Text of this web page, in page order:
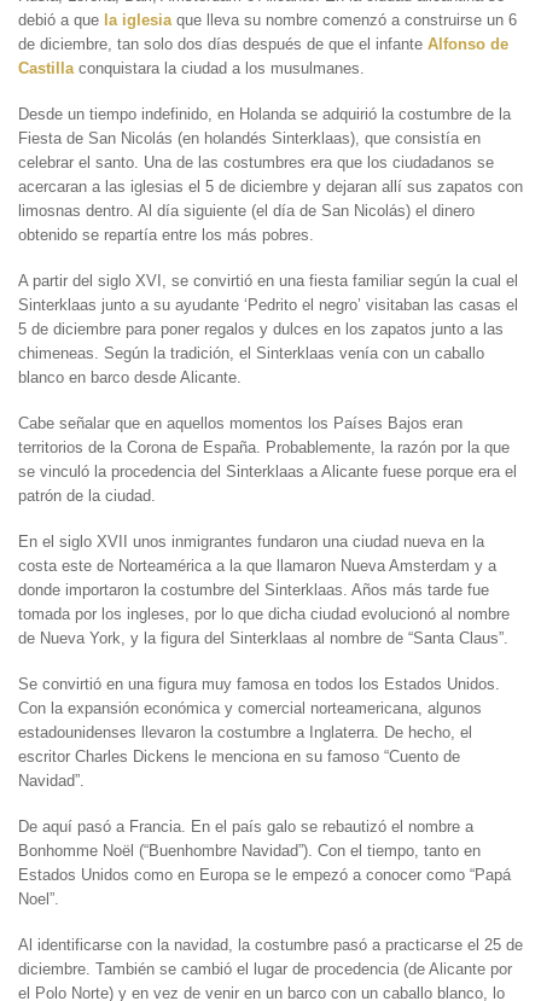
debió a que la iglesia que lleva su nombre comenzó a construirse un 6
de diciembre, tan solo dos días después de que el infante Alfonso de
Castilla conquistara la ciudad a los musulmanes.
Desde un tiempo indefinido, en Holanda se adquirió la costumbre de la
Fiesta de San Nicolás (en holandés Sinterklaas), que consistía en
celebrar el santo. Una de las costumbres era que los ciudadanos se
acercaran a las iglesias el 5 de diciembre y dejaran allí sus zapatos con
limosnas dentro. Al día siguiente (el día de San Nicolás) el dinero
obtenido se repartía entre los más pobres.
A partir del siglo XVI, se convirtió en una fiesta familiar según la cual el
Sinterklaas junto a su ayudante ‘Pedrito el negro’ visitaban las casas el
5 de diciembre para poner regalos y dulces en los zapatos junto a las
chimeneas. Según la tradición, el Sinterklaas venía con un caballo
blanco en barco desde Alicante.
Cabe señalar que en aquellos momentos los Países Bajos eran
territorios de la Corona de España. Probablemente, la razón por la que
se vinculó la procedencia del Sinterklaas a Alicante fuese porque era el
patrón de la ciudad.
En el siglo XVII unos inmigrantes fundaron una ciudad nueva en la
costa este de Norteamérica a la que llamaron Nueva Amsterdam y a
donde importaron la costumbre del Sinterklaas. Años más tarde fue
tomada por los ingleses, por lo que dicha ciudad evolucionó al nombre
de Nueva York, y la figura del Sinterklaas al nombre de “Santa Claus”.
Se convirtió en una figura muy famosa en todos los Estados Unidos.
Con la expansión económica y comercial norteamericana, algunos
estadounidenses llevaron la costumbre a Inglaterra. De hecho, el
escritor Charles Dickens le menciona en su famoso “Cuento de
Navidad”.
De aquí pasó a Francia. En el país galo se rebautizó el nombre a
Bonhomme Noël (“Buenhombre Navidad”). Con el tiempo, tanto en
Estados Unidos como en Europa se le empezó a conocer como “Papá
Noel”.
Al identificarse con la navidad, la costumbre pasó a practicarse el 25 de
diciembre. También se cambió el lugar de procedencia (de Alicante por
el Polo Norte) y en vez de venir en un barco con un caballo blanco, lo